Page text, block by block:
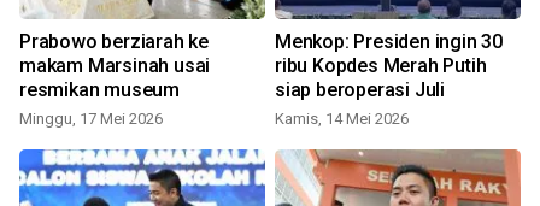
Prabowo berziarah ke
makam Marsinah usai
resmikan museum
Minggu, 17 Mei 2026
Menkop: Presiden ingin 30
ribu Kopdes Merah Putih
siap beroperasi Juli
Kamis, 14 Mei 2026